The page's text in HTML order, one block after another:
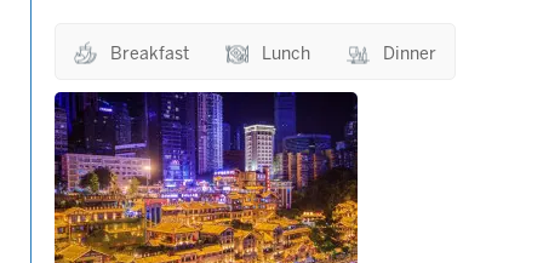
Breakfast Lunch Dinner